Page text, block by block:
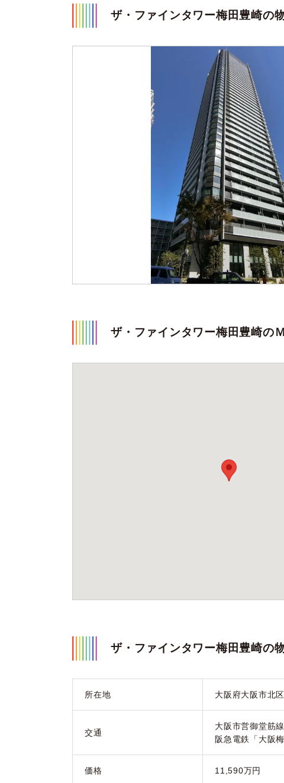
ザ・ファインタワー梅田豊崎の
ザ・ファインタワー梅田豊崎の
ザ・ファインタワー梅田豊崎の
所在地 大阪府大阪市北
交通
大阪市営御堂筋
阪急電鉄「大阪
価格 11,590万円